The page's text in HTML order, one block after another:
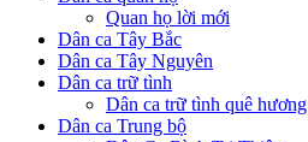
Quan họ lời mới
Dân ca Tây Bắc
Dân ca Tây Nguyên
Dân ca trữ tình
Dân ca trữ tình quê hương
Dân ca Trung bộ